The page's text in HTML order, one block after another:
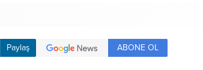
Paylaş ABONE OL